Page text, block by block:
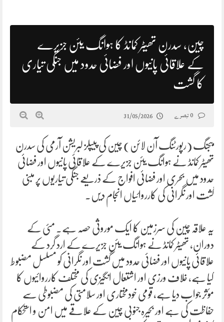
چین، سدرن تھیٹر کمانڈ کا ہوانگ یئن جزیرے
کے علاقائی پانیوں اور فضائی حدود میں جنگی تیاری
کا گشت
31/05/2026
بیجنگ (رپورٹنگ آن لائن) چین کی پیپلز لبریشن آرمی کی سدرن
تھیٹر کمانڈ نے ہوانگ یئن جزیرے کے علاقائی پانیوں اور فضائی
حدود میں بحری اور فضائی افواج کے ذریعے جنگی تیاریوں پر مبنی
گشت اور نگرانی کی کارروائیاں انجام دیں۔
یہ علاقہ چین کی سرزمین کا ایک موروثی حصہ ہے۔ مئی کے
دوران، تھیٹر کمانڈ نے ہوانگ یئن جزیرے کے ارد گرد کے
علاقائی پانیوں اور فضائی حدود میں گشت اور نگرانی کو مسلسل مضبوط
کیا ہے، خلاف ورزی اور اشتعال انگیزی کی مختلف کارروائیوں کا
مؤثر جواب دیا ہے، قومی خودمختاری اور سلامتی کی مضبوطی سے
حفاظت کی ہے اور بحیرہ جنوبی چین کے علاقے میں امن و استحکام